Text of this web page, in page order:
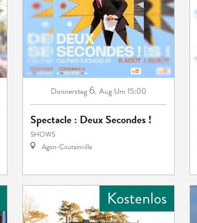
Donnerstag 6. Aug Um 15:00
Spectacle : Deux Secondes !
SHOWS
Agon-Coutainville
Kostenlos